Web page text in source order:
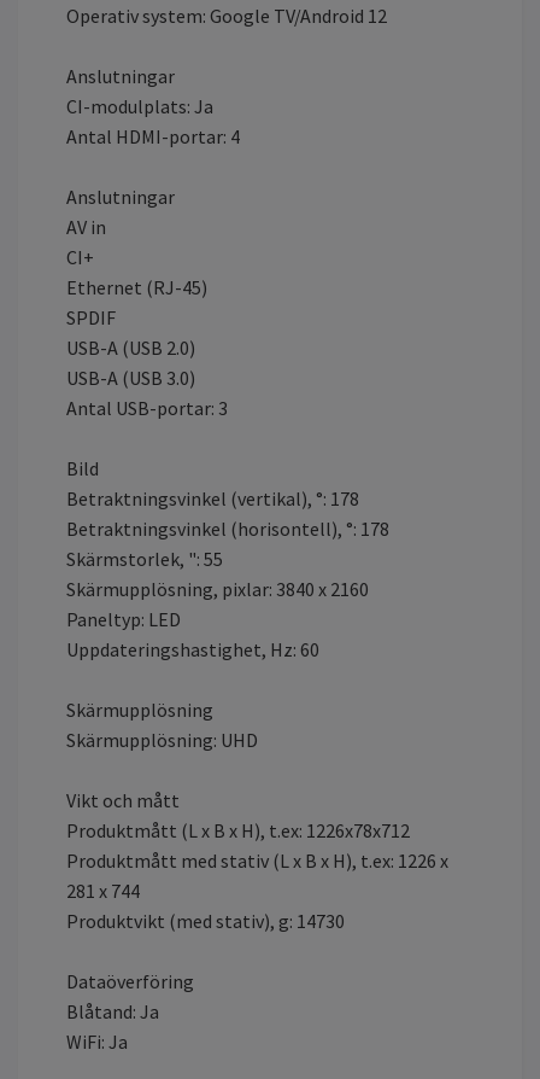
Operativ system: Google TV/Android 12
Anslutningar
CI-modulplats: Ja
Antal HDMI-portar: 4
Anslutningar
AV in
CI+
Ethernet (RJ-45)
SPDIF
USB-A (USB 2.0)
USB-A (USB 3.0)
Antal USB-portar: 3
Bild
Betraktningsvinkel (vertikal), °: 178
Betraktningsvinkel (horisontell), °: 178
Skärmstorlek, ": 55
Skärmupplösning, pixlar: 3840 x 2160
Paneltyp: LED
Uppdateringshastighet, Hz: 60
Skärmupplösning
Skärmupplösning: UHD
Vikt och mått
Produktmått (L x B x H), t.ex: 1226x78x712
Produktmått med stativ (L x B x H), t.ex: 1226 x
281 x 744
Produktvikt (med stativ), g: 14730
Dataöverföring
Blåtand: Ja
WiFi: Ja